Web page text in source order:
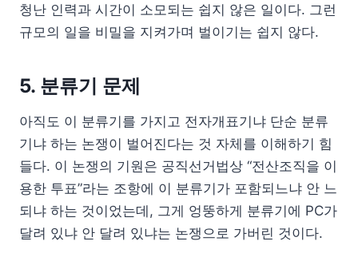
청난 인력과 시간이 소모되는 쉽지 않은 일이다. 그런
규모의 일을 비밀을 지켜가며 벌이기는 쉽지 않다.
5. 분류기 문제
아직도 이 분류기를 가지고 전자개표기냐 단순 분류
기냐 하는 논쟁이 벌어진다는 것 자체를 이해하기 힘
들다. 이 논쟁의 기원은 공직선거법상 “전산조직을 이
용한 투표”라는 조항에 이 분류기가 포함되느냐 안 느
되냐 하는 것이었는데, 그게 엉뚱하게 분류기에 PC가
달려 있냐 안 달려 있냐는 논쟁으로 가버린 것이다.